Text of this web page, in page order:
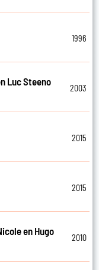
1996
Luc Steeno
2003
2015
2015
en Hugo
2010